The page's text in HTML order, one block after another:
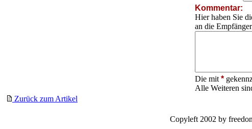
Kommentar:
Hier haben Sie
an die
Die mit *
Alle Weiteren
Zurück zum Artikel
Copyleft 2002 by